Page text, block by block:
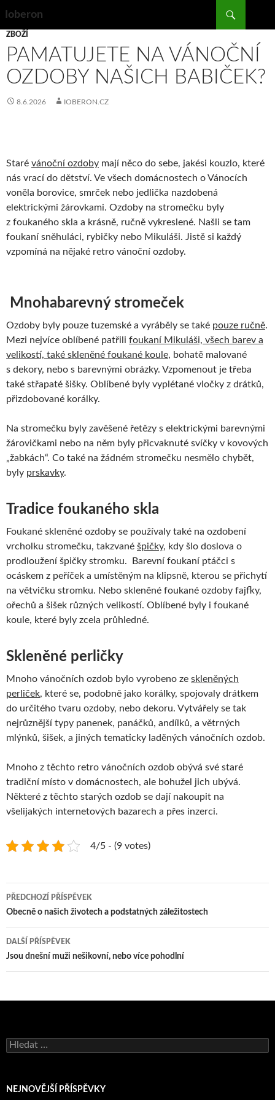
Ioberon
TO
CONTENT
ZBOŽÍ
PAMATUJETE NA VÁNOČNÍ
OZDOBY NAŠICH BABIČEK?
8.6.2026 IOBERON.CZ
Staré vánoční ozdoby mají něco do sebe, jakési kouzlo, které
nás vrací do dětství. Ve všech domácnostech o Vánocích
voněla borovice, smrček nebo jedlička nazdobená
elektrickými žárovkami. Ozdoby na stromečku byly
z foukaného skla a krásně, ručně vykreslené. Našli se tam
foukaní sněhuláci, rybičky nebo Mikuláši. Jistě si každý
vzpomíná na nějaké retro vánoční ozdoby.
Mnohabarevný stromeček
Ozdoby byly pouze tuzemské a vyráběly se také pouze ručně.
Mezi nejvíce oblíbené patřili foukaní Mikuláši, všech barev a
velikostí, také skleněné foukané koule, bohatě malované
s dekory, nebo s barevnými obrázky. Vzpomenout je třeba
také střapaté šišky. Oblíbené byly vyplétané vločky z drátků,
přizdobované korálky.
Na stromečku byly zavěšené řetězy s elektrickými barevnými
žárovičkami nebo na něm byly přicvaknuté svíčky v kovových
„žabkách“. Co také na žádném stromečku nesmělo chybět,
byly prskavky.
Tradice foukaného skla
Foukané skleněné ozdoby se používaly také na ozdobení
vrcholku stromečku, takzvané špičky, kdy šlo doslova o
prodloužení špičky stromku. Barevní foukaní ptáčci s
ocáskem z peříček a umístěným na klipsně, kterou se přichytí
na větvičku stromku. Nebo skleněné foukané ozdoby fajfky,
ořechů a šišek různých velikostí. Oblíbené byly i foukané
koule, které byly zcela průhledné.
Skleněné perličky
Mnoho vánočních ozdob bylo vyrobeno ze skleněných
perliček, které se, podobně jako korálky, spojovaly drátkem
do určitého tvaru ozdoby, nebo dekoru. Vytvářely se tak
nejrůznější typy panenek, panáčků, andílků, a větrných
mlýnků, šišek, a jiných tematicky laděných vánočních ozdob.
Mnoho z těchto retro vánočních ozdob obývá své staré
tradiční místo v domácnostech, ale bohužel jich ubývá.
Některé z těchto starých ozdob se dají nakoupit na
všelijakých internetových bazarech a přes inzerci.
4/5 - (9 votes)
Navigace
pro
příspěvky
PŘEDCHOZÍ PŘÍSPĚVEK
Obecně o našich životech a podstatných záležitostech
DALŠÍ PŘÍSPĚVEK
Jsou dnešní muži nešikovní, nebo více pohodlní
Vyhledávání
NEJNOVĚJŠÍ PŘÍSPĚVKY